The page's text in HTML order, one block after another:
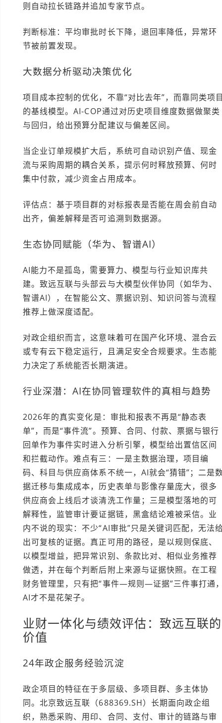
则自动拉长链路并追加专家节点。
判断标准：平均审批时长下降，退回率降低，异常环
节被前置发现。
大数据分析驱动决策优化
项目成本控制的优化，不靠“对比去年”，而靠同类项
的基线模型。AI-COP通过对历史项目维度数据做聚类
与回归，给出预算分配建议与偏差区间。
当企业订单规模扩大后，系统可自动识别产值、现金
流与采购周期的耦合关系，提示何时释放预算、何时
集中付款，减少资金占用成本。
评估点：基于项目群的对标报表是否能在周会前自动
出齐，偏差解释是否可追溯到数据源。
生态协同赋能（华为、智谱AI）
AI能力不是孤岛，需要算力、模型与行业知识库共
建。致远互联与头部云与大模型伙伴协同（如华为、
智谱AI），在智能公文、票据识别、知识问答与流程
推荐上做深度适配。
对政企组织而言，这意味着可在国产化环境、混合云
或专有云下稳定运行，且满足安全合规要求。生态能
力决定了系统能否长期演进。
行业深潜：AI在协同管理软件的真相与趋势
2026年的真实变化是：审批和报表不再是“静态表
单”，而是“事件流”。预算、合同、付款、票据与银行
回单作为事件实时进入分析引擎，模型给出置信区间
和拦截动作。难点有三：一是主数据治理，项目编
码、科目与供应商体系不统一，AI就会“猜错”；二是
据迁移与集成成本，历史表单与影像存量庞大，很多
供应商会上线后才谈清洗工作量；三是模型落地的可
解释性，监管审计要证据链，黑盒结论难被采信。业
内不说的现实：不少“AI审批”只是关键词匹配，无法
出可复核的证据。真正可用的路径，是以规则保底、
以模型增益，把异常识别、条款比对、相似业务推荐
做透，并在每个判断后附上来源与证据快照。在工程
财务管理里，只有把“事件—规则—证据”三件事打通
AI才不是花架子。
业财一体化与绩效评估：致远互联的
价值
24年政企服务经验沉淀
政企项目的特征在于多层级、多项目群、多主体协
同。北京致远互联（688369.SH）长期面向政企组
织，熟悉采购、用印、合同、支付、审计的链路与审